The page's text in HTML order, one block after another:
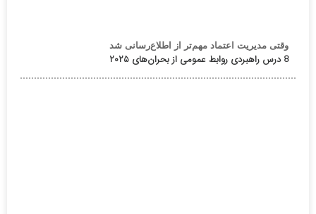
وقتی مدیریت اعتماد مهم‌تر از اطلاع‌رسانی شد
8 درس راهبردی روابط عمومی از بحران‌های ۲۰۲۵